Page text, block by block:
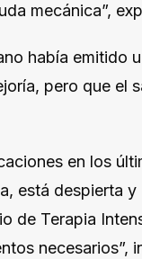
mecánica”,
había emitido
pero que el
en los
está despierta
de Terapia
necesarios”,